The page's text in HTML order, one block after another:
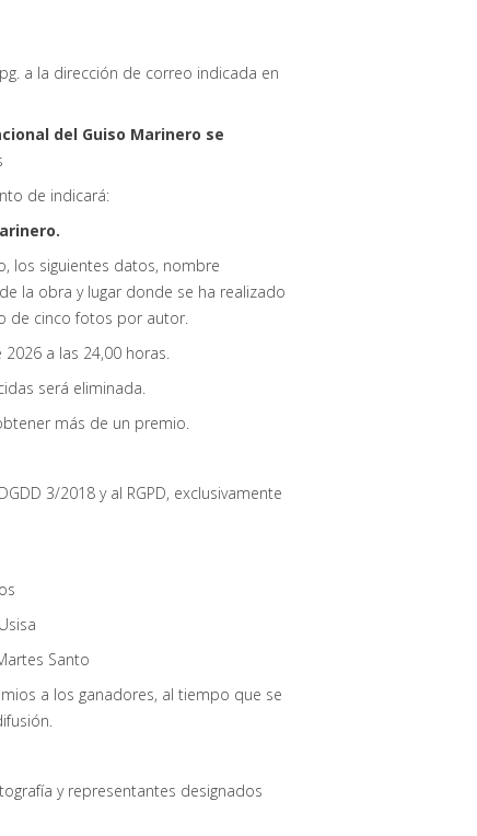
a la dirección de correo indicada en
del Guiso Marinero se
de indicará:
los siguientes datos, nombre
la obra y lugar donde se ha realizado
de cinco fotos por autor.
a las 24,00 horas.
será eliminada.
más de un premio.
3/2018 y al RGPD, exclusivamente
Santo
a los ganadores, al tiempo que se
y representantes designados